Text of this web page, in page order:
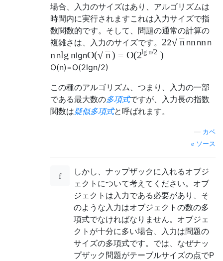
場合、入力のサイズはあり、アルゴリズムは
時間内に実行されますこれは入力サイズで指
数関数的です。そして、問題の通常の計算の
複雑さは、入力のサイズです。 22 n
−
−
√ nn nn n
n nlg nlgnO( n
−
−
√ ) = O(2lg n/2 )
O(n)=O(2lgn/2)
この種のアルゴリズム、つまり、入力の一部
である最大数の多項式ですが、入力長の指数
関数は疑似多項式と呼ばれます。
カベ
ソース
しかし、ナップザックに入れるオブジ
ェクトについて考えてください。オブ
ジェクトは入力である必要があり、そ
のような入力はオブジェクトの数の多
項式でなければなりません。オブジェ
クトが十分に多い場合、入力は問題の
サイズの多項式です。では、なぜナッ
プザック問題がテーブルサイズの点でP